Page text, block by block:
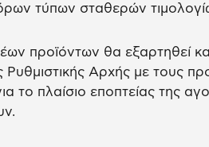
τύπων σταθερών
προϊόντων θα εξαρτηθεί
Αρχής με τους
το πλαίσιο εποπτείας της